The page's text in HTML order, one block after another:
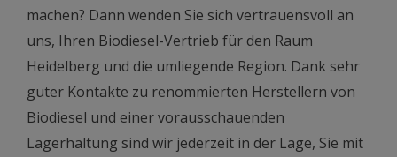
machen? Dann wenden Sie sich vertrauensvoll an
uns, Ihren Biodiesel-Vertrieb für den Raum
Heidelberg und die umliegende Region. Dank sehr
guter Kontakte zu renommierten Herstellern von
Biodiesel und einer vorausschauenden
Lagerhaltung sind wir jederzeit in der Lage, Sie mit